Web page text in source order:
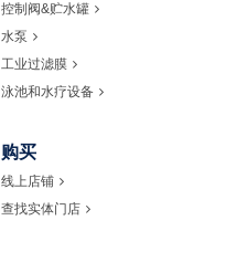
控制阀&贮水罐
水泵
工业过滤膜
泳池和水疗设备
购买
线上店铺
查找实体门店